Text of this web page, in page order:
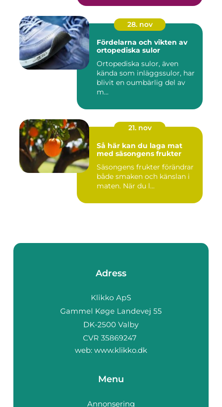
28. nov
Fördelarna och vikten av
ortopediska sulor
Ortopediska sulor, även
kända som inläggssulor, har
blivit en oumbärlig del av
m...
21. nov
Så här kan du laga mat
med säsongens frukter
Säsongens frukter förändrar
både smaken och känslan i
maten. När du l...
Adress
web: www.klikko.dk
Menu
Annonsering